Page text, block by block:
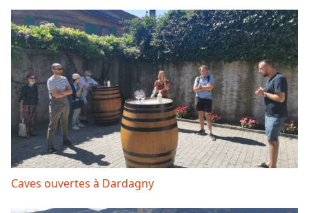
Caves ouvertes à Dardagny